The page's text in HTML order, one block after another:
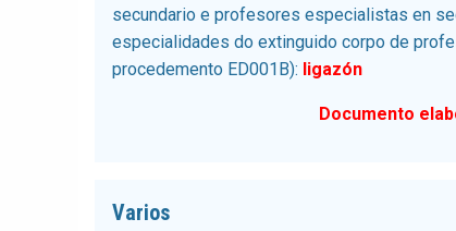
secundario e profesores especialistas en
especialidades do extinguido corpo de
procedemento ED001B): ligazón
Documento
Varios